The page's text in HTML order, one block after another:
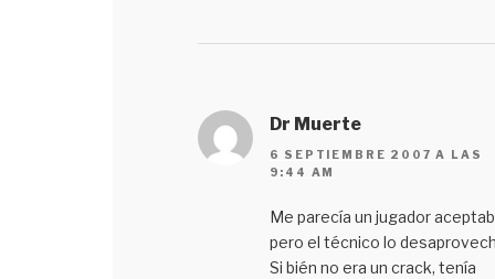
Dr Muerte
6 SEPTIEMBRE 2007 A LAS
9:44 AM
Me parecía un jugador
pero el técnico lo
Si bién no era un crack, tenía